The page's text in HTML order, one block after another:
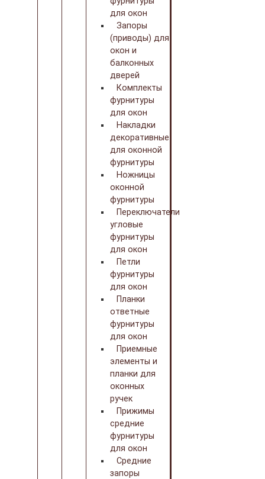
для окон
Запоры
(приводы) для
окон и
балконных
дверей
Комплекты
фурнитуры
для окон
Накладки
декоративные
для оконной
фурнитуры
Ножницы
оконной
фурнитуры
Переключатели
угловые
фурнитуры
для окон
Петли
фурнитуры
для окон
Планки
ответные
фурнитуры
для окон
Приемные
элементы и
планки для
оконных
ручек
Прижимы
средние
фурнитуры
для окон
Средние
запоры